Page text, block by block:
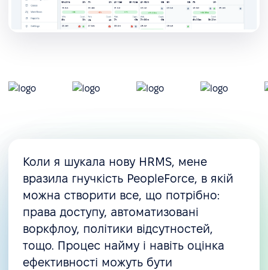
Коли я шукала нову HRMS, мене
вразила гнучкість PeopleForce, в якій
можна створити все, що потрібно:
права доступу, автоматизовані
воркфлоу, політики відсутностей,
тощо. Процес найму і навіть оцінка
ефективності можуть бути